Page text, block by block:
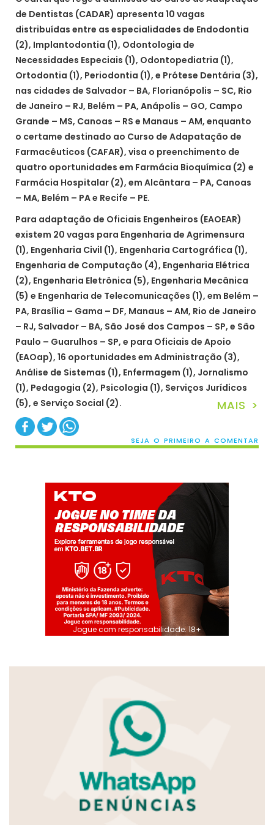
de Dentistas (CADAR) apresenta 10 vagas
distribuídas entre as especialidades de Endodontia
(2), Implantodontia (1), Odontologia de
Necessidades Especiais (1), Odontopediatria (1),
Ortodontia (1), Periodontia (1), e Prótese Dentária (3),
nas cidades de Salvador – BA, Florianópolis – SC, Rio
de Janeiro – RJ, Belém – PA, Anápolis – GO, Campo
Grande – MS, Canoas – RS e Manaus – AM, enquanto
o certame destinado ao Curso de Adapatação de
Farmacêuticos (CAFAR), visa o preenchimento de
quatro oportunidades em Farmácia Bioquímica (2) e
Farmácia Hospitalar (2), em Alcântara – PA, Canoas
– MA, Belém – PA e Recife – PE.
Para adaptação de Oficiais Engenheiros (EAOEAR)
existem 20 vagas para Engenharia de Agrimensura
(1), Engenharia Civil (1), Engenharia Cartográfica (1),
Engenharia de Computação (4), Engenharia Elétrica
(2), Engenharia Eletrônica (5), Engenharia Mecânica
(5) e Engenharia de Telecomunicações (1), em Belém –
PA, Brasília – Gama – DF, Manaus – AM, Rio de Janeiro
– RJ, Salvador – BA, São José dos Campos – SP, e São
Paulo – Guarulhos – SP, e para Oficiais de Apoio
(EAOap), 16 oportunidades em Administração (3),
Análise de Sistemas (1), Enfermagem (1), Jornalismo
(1), Pedagogia (2), Psicologia (1), Serviços Jurídicos
(5), e Serviço Social (2).
MAIS >
SEJA O PRIMEIRO A COMENTAR
Jogue com responsabilidade. 18+